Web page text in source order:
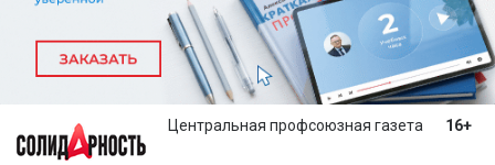
Центральная профсоюзная газета 16+